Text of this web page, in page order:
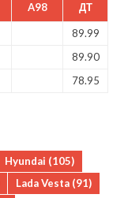
A98 ДТ
89.99
89.90
78.95
Hyundai (105)
Lada Vesta (91)